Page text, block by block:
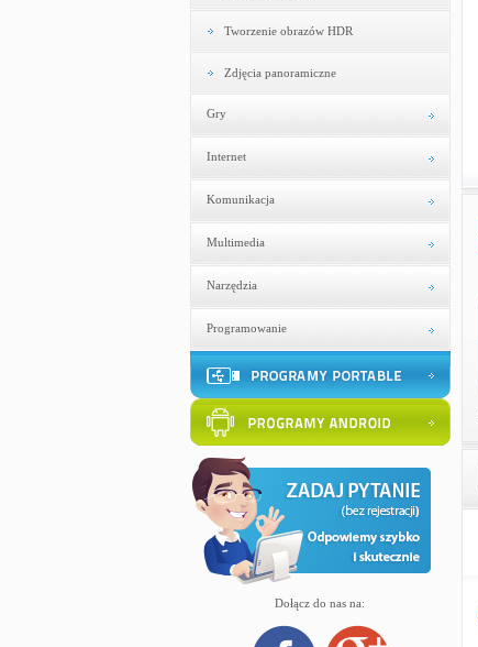
Tworzenie obrazów HDR
Zdjęcia panoramiczne
Gry
Internet
Komunikacja
Multimedia
Narzędzia
Programowanie
Dołącz do nas na: